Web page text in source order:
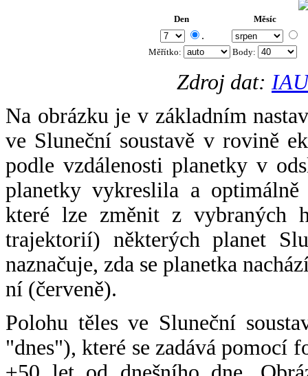
Den Měsíc
.
Měřítko: Body:
Zdroj dat:
Na obrázku je v základním
ve Sluneční soustavě v rovině
podle vzdálenosti planetky v
planetky vykreslila a
které lze změnit z vybraných
trajektorií) některých planet
naznačuje, zda se planetka
ní (červeně).
Polohu těles ve Sluneční
"dnes"), které se zadává pomocí